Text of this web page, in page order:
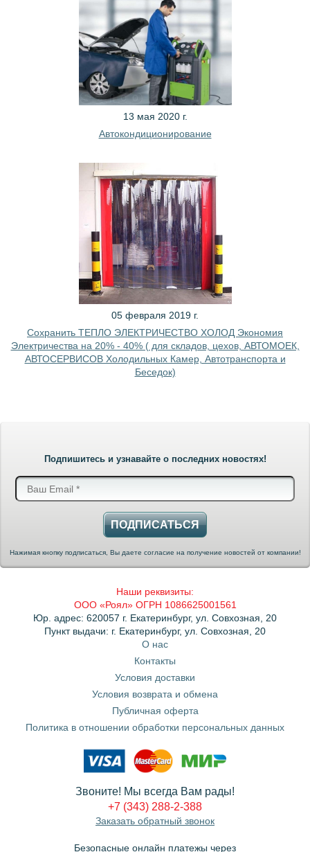
13 мая 2020 г.
Автокондиционирование
05 февраля 2019 г.
Сохранить ТЕПЛО ЭЛЕКТРИЧЕСТВО ХОЛОД Экономия
Электричества на 20% - 40% ( для складов, цехов, АВТОМОЕК,
АВТОСЕРВИСОВ Холодильных Камер, Автотранспорта и
Беседок)
Подпишитесь и узнавайте о последних новостях!
ПОДПИСАТЬСЯ
Нажимая кнопку подписаться, Вы даете согласие на получение новостей от компании!
Наши реквизиты:
ООО «Роял» ОГРН 1086625001561
Юр. адрес: 620057 г. Екатеринбург, ул. Совхозная, 20
Пункт выдачи: г. Екатеринбург, ул. Совхозная, 20
О нас
Контакты
Условия доставки
Условия возврата и обмена
Публичная оферта
Политика в отношении обработки персональных данных
Звоните! Мы всегда Вам рады!
+7 (343) 288-2-388
Заказать обратный звонок
Безопасные онлайн платежы через